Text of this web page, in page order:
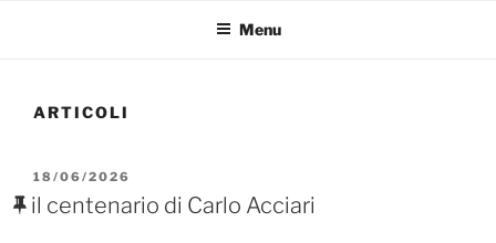
Menu
ARTICOLI
PUBBLICATO
IL
18/06/2026
il centenario di Carlo Acciari